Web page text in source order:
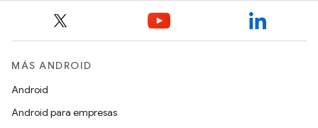
MÁS ANDROID
Android
Android para empresas